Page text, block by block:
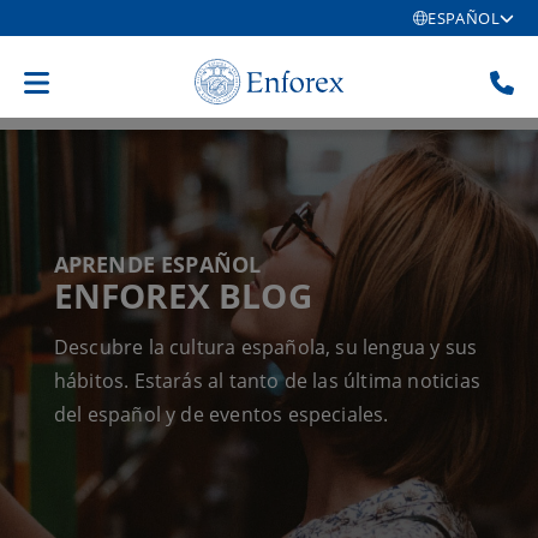
ESPAÑOL
APRENDE ESPAÑOL
ENFOREX BLOG
Descubre la cultura española, su lengua y sus
hábitos. Estarás al tanto de las última noticias
del español y de eventos especiales.